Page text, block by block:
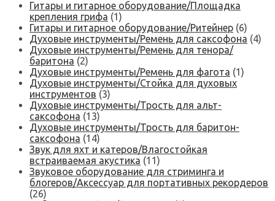
Гитары и гитарное оборудование/Площадка
крепления грифа (1)
Гитары и гитарное оборудование/Ритейнер (6)
Духовые инструменты/Ремень для саксофона (4)
Духовые инструменты/Ремень для тенора/
баритона (2)
Духовые инструменты/Ремень для фагота (1)
Духовые инструменты/Стойка для духовых
инструментов (3)
Духовые инструменты/Трость для альт-
саксофона (13)
Духовые инструменты/Трость для баритон-
саксофона (14)
Звук для яхт и катеров/Влагостойкая
встраиваемая акустика (11)
Звуковое оборудование для стриминга и
блогеров/Аксессуар для портативных рекордеров
(26)